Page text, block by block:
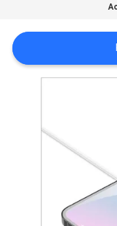
PRIVACY
POLICY